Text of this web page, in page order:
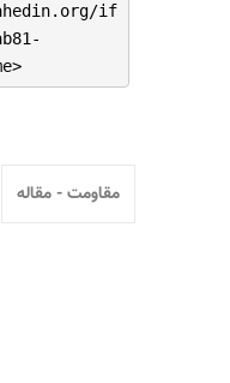
if
مقاومت - مقاله